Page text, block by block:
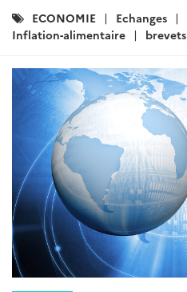
Catégories
:
ECONOMIE Echanges
Inflation-alimentaire
brevets